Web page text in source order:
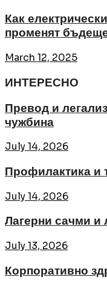
Как
променят
March 12, 2025
ИНТЕРЕСНО
Превод и
чужбина
July 14, 2026
Профилактика и
July 14, 2026
Лагерни сачми и
July 13, 2026
Корпоративно